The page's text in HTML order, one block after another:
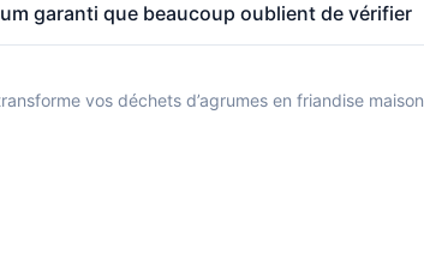
retraite »: comment elle y est parvenue
vos déchets d’agrumes en friandise maison